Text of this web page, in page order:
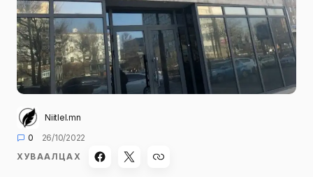
Niitlel.mn
0
26/10/2022
ХУВААЛЦАХ